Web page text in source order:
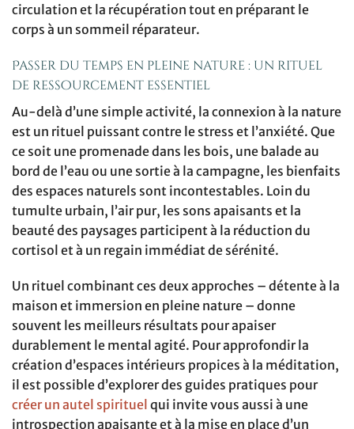
circulation et la récupération tout en préparant le
corps à un sommeil réparateur.
Passer du temps en pleine nature : un rituel
de ressourcement essentiel
Au-delà d’une simple activité, la connexion à la nature
est un rituel puissant contre le stress et l’anxiété. Que
ce soit une promenade dans les bois, une balade au
bord de l’eau ou une sortie à la campagne, les bienfaits
des espaces naturels sont incontestables. Loin du
tumulte urbain, l’air pur, les sons apaisants et la
beauté des paysages participent à la réduction du
cortisol et à un regain immédiat de sérénité.
Un rituel combinant ces deux approches – détente à la
maison et immersion en pleine nature – donne
souvent les meilleurs résultats pour apaiser
durablement le mental agité. Pour approfondir la
création d’espaces intérieurs propices à la méditation,
il est possible d’explorer des guides pratiques pour
créer un autel spirituel qui invite vous aussi à une
introspection apaisante et à la mise en place d’un